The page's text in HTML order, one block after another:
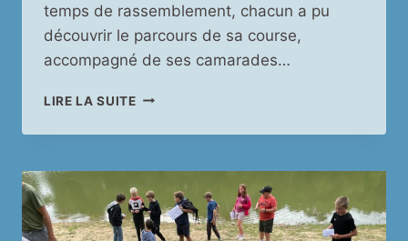
temps de rassemblement, chacun a pu
découvrir le parcours de sa course,
accompagné de ses camarades…
LIRE LA SUITELE
DE